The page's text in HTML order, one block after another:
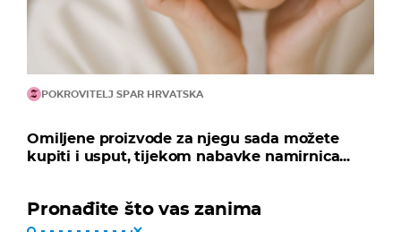
POKROVITELJ SPAR HRVATSKA
Omiljene proizvode za njegu sada možete
kupiti i usput, tijekom nabavke namirnica...
Pronađite što vas zanima